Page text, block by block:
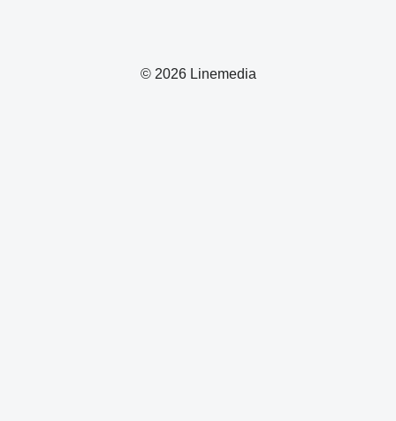
© 2026 Linemedia